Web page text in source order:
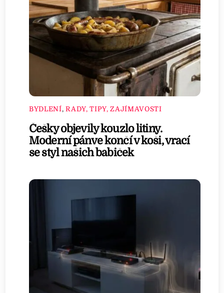
BYDLENÍ,RADY, TIPY, ZAJÍMAVOSTI
Češky objevily kouzlo litiny.
Moderní pánve končí v koši, vrací
se styl našich babiček